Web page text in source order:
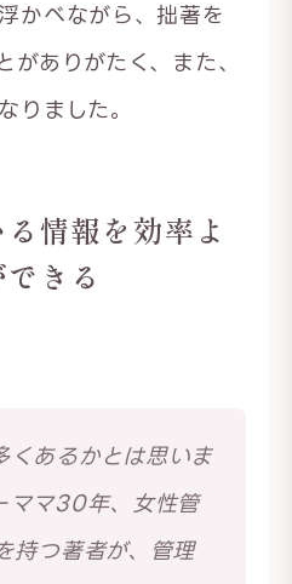
かべながら、拙著を
がありがたく、また、
りました。
情報を効率よ
きる
くあるかとは思いま
ママ30年、女性管
持つ著者が、管理